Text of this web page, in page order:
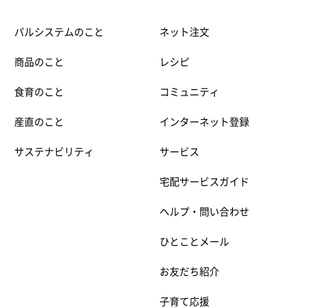
パルシステムのこと
商品のこと
食育のこと
産直のこと
サステナビリティ
ネット注文
レシピ
コミュニティ
インターネット登録
サービス
宅配サービスガイド
ヘルプ・問い合わせ
ひとことメール
お友だち紹介
子育て応援